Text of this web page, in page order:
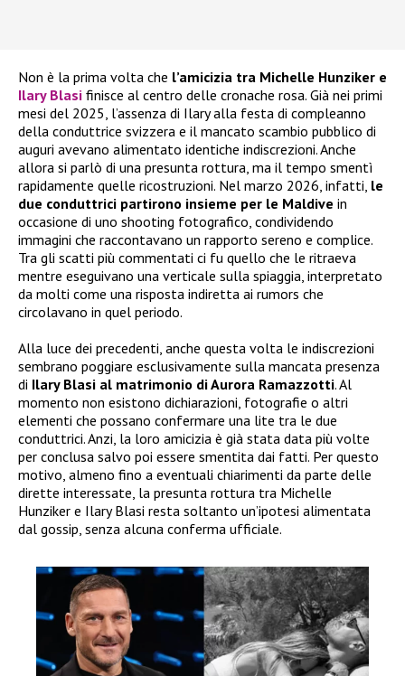
Non è la prima volta che l’amicizia tra Michelle Hunziker e
Ilary Blasi finisce al centro delle cronache rosa. Già nei primi
mesi del 2025, l’assenza di Ilary alla festa di compleanno
della conduttrice svizzera e il mancato scambio pubblico di
auguri avevano alimentato identiche indiscrezioni. Anche
allora si parlò di una presunta rottura, ma il tempo smentì
rapidamente quelle ricostruzioni. Nel marzo 2026, infatti, le
due conduttrici partirono insieme per le Maldive in
occasione di uno shooting fotografico, condividendo
immagini che raccontavano un rapporto sereno e complice.
Tra gli scatti più commentati ci fu quello che le ritraeva
mentre eseguivano una verticale sulla spiaggia, interpretato
da molti come una risposta indiretta ai rumors che
circolavano in quel periodo.
Alla luce dei precedenti, anche questa volta le indiscrezioni
sembrano poggiare esclusivamente sulla mancata presenza
di Ilary Blasi al matrimonio di Aurora Ramazzotti. Al
momento non esistono dichiarazioni, fotografie o altri
elementi che possano confermare una lite tra le due
conduttrici. Anzi, la loro amicizia è già stata data più volte
per conclusa salvo poi essere smentita dai fatti. Per questo
motivo, almeno fino a eventuali chiarimenti da parte delle
dirette interessate, la presunta rottura tra Michelle
Hunziker e Ilary Blasi resta soltanto un’ipotesi alimentata
dal gossip, senza alcuna conferma ufficiale.